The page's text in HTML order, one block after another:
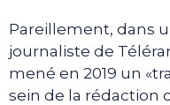
Pareillement, dans
journaliste de
mené en 2019 un
sein de la rédaction